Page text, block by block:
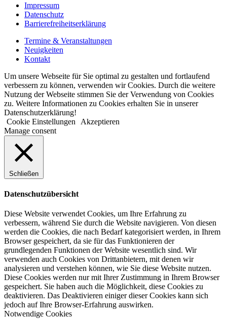
Impressum
Datenschutz
Barrierefreiheitserklärung
Termine & Veranstaltungen
Neuigkeiten
Kontakt
Um unsere Webseite für Sie optimal zu gestalten und fortlaufend
verbessern zu können, verwenden wir Cookies. Durch die weitere
Nutzung der Webseite stimmen Sie der Verwendung von Cookies
zu. Weitere Informationen zu Cookies erhalten Sie in unserer
Datenschutzerklärung!
Cookie Einstellungen
Akzeptieren
Manage consent
Schließen
Datenschutzübersicht
Diese Website verwendet Cookies, um Ihre Erfahrung zu
verbessern, während Sie durch die Website navigieren. Von diesen
werden die Cookies, die nach Bedarf kategorisiert werden, in Ihrem
Browser gespeichert, da sie für das Funktionieren der
grundlegenden Funktionen der Website wesentlich sind. Wir
verwenden auch Cookies von Drittanbietern, mit denen wir
analysieren und verstehen können, wie Sie diese Website nutzen.
Diese Cookies werden nur mit Ihrer Zustimmung in Ihrem Browser
gespeichert. Sie haben auch die Möglichkeit, diese Cookies zu
deaktivieren. Das Deaktivieren einiger dieser Cookies kann sich
jedoch auf Ihre Browser-Erfahrung auswirken.
Notwendige Cookies